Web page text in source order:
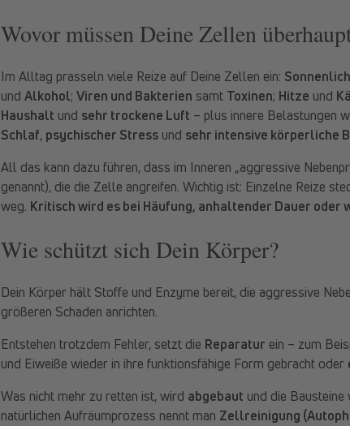
Wovor müssen Deine Zellen
Im Alltag prasseln viele Reize auf Deine Zellen ein:
und Alkohol; Viren und Bakterien samt Toxinen; Hitze und
Haushalt und sehr trockene Luft – plus innere Belastungen
Schlaf, psychischer Stress und sehr intensive körperliche
All das kann dazu führen, dass im Inneren „aggressive
genannt), die die Zelle angreifen. Wichtig ist: Einzelne Reize
weg. Kritisch wird es bei Häufung, anhaltender Dauer oder
Wie schützt sich Dein Körper?
Dein Körper hält Stoffe und Enzyme bereit, die aggressive
größeren Schaden anrichten.
Entstehen trotzdem Fehler, setzt die Reparatur ein – zum
und Eiweiße wieder in ihre funktionsfähige Form gebracht oder
Was nicht mehr zu retten ist, wird abgebaut und die Bausteine
natürlichen Aufräumprozess nennt man Zellreinigung